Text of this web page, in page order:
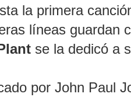
la primera
líneas guardan
se la dedicó a
por John Paul